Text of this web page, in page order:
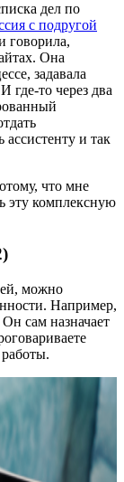
дел по
с подругой
говорила,
Она
задавала
где-то через два
ассистенту и так
что мне
эту комплексную
можно
Например,
Он сам назначает